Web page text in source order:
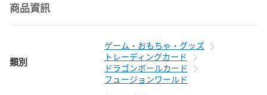
商品資訊
類別
ゲーム・おもちゃ・グッズ
トレーディングカード
ドラゴンボールカード
フュージョンワールド